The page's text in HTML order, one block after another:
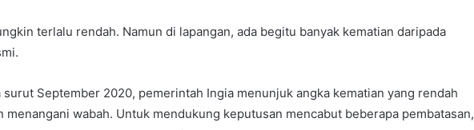
terlalu rendah. Namun di lapangan, ada begitu banyak kematian daripada
September 2020, pemerintah Ingia menunjuk angka kematian yang rendah
menangani wabah. Untuk mendukung keputusan mencabut beberapa pembatasan,